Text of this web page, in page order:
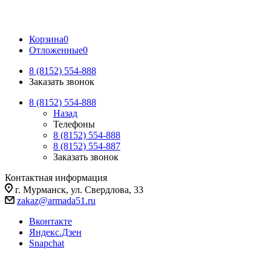
Корзина0
Отложенные0
8 (8152) 554-888
Заказать звонок
8 (8152) 554-888
Назад
Телефоны
8 (8152) 554-888
8 (8152) 554-887
Заказать звонок
Контактная информация
г. Мурманск, ул. Свердлова, 33
zakaz@armada51.ru
Вконтакте
Яндекс.Дзен
Snapchat